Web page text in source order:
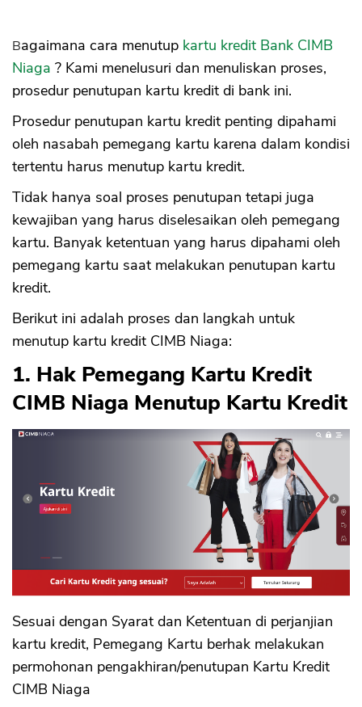
Bagaimana cara menutup kartu kredit Bank CIMB
Niaga ? Kami menelusuri dan menuliskan proses,
prosedur penutupan kartu kredit di bank ini.
Prosedur penutupan kartu kredit penting dipahami
oleh nasabah pemegang kartu karena dalam kondisi
tertentu harus menutup kartu kredit.
Tidak hanya soal proses penutupan tetapi juga
kewajiban yang harus diselesaikan oleh pemegang
kartu. Banyak ketentuan yang harus dipahami oleh
pemegang kartu saat melakukan penutupan kartu
kredit.
Berikut ini adalah proses dan langkah untuk
menutup kartu kredit CIMB Niaga:
1. Hak Pemegang Kartu Kredit
CIMB Niaga Menutup Kartu Kredit
Sesuai dengan Syarat dan Ketentuan di perjanjian
kartu kredit, Pemegang Kartu berhak melakukan
permohonan pengakhiran/penutupan Kartu Kredit
CIMB Niaga